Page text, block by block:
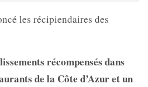
les récipiendaires des
récompensés dans
de la Côte d’Azur et un